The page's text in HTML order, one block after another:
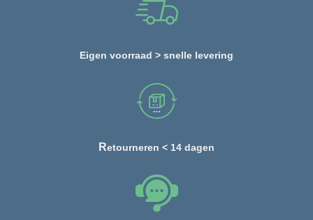
Eigen voorraad > snelle levering
Retourneren < 14 dagen